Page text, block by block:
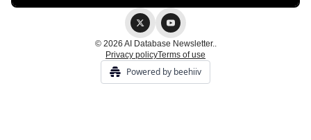
© 2026 AI Database Newsletter..
Privacy policyTerms of use
Powered by beehiiv